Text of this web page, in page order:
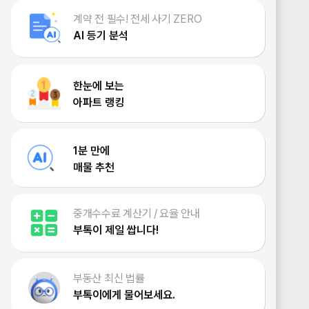
계약 전 필수! 전세 사기 ZERO
AI 등기 분석
한눈에 보는
아파트 랭킹
1분 만에
매물 추천
중개수수료 계산기 / 요율 안내
부톡이 제일 쌉니다!
부동산 최신 법률
부톡이에게 물어보세요.